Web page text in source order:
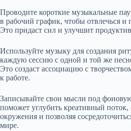
Проводите короткие музыкальные
в рабочий график, чтобы отвлечься и
Это придаст сил и улучшит
Используйте музыку для создания
каждую сессию с одной и той же
Это создаст ассоциацию с
к работе.
Записывайте свои мысли под
поможет углубить креативный поток,
окружения и позволяя
мире.